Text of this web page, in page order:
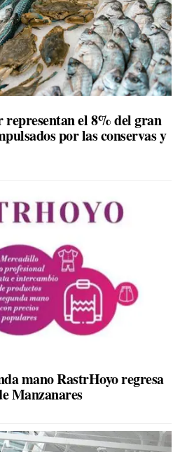
el 8% del gran
por las conservas y
mano RastrHoyo regresa
Manzanares